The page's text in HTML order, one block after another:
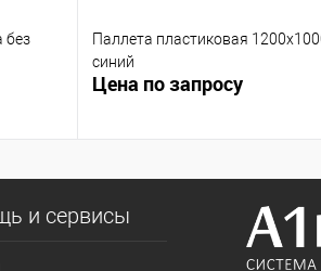
без
Паллета пластиковая
синий
Цена по запросу
и сервисы